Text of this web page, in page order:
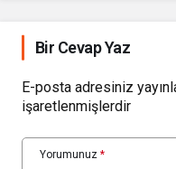
Bir Cevap Yaz
E-posta adresiniz
işaretlenmişlerdir
Yorumunuz *